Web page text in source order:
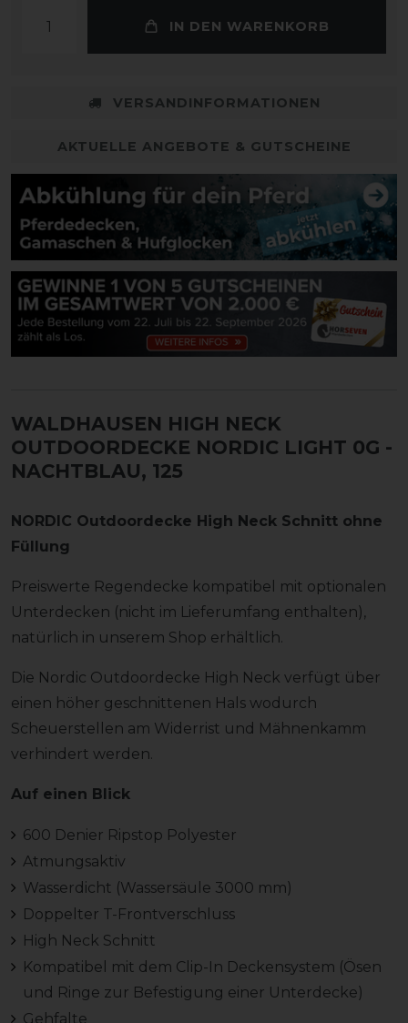
IN DEN WARENKORB
VERSANDINFORMATIONEN
AKTUELLE ANGEBOTE & GUTSCHEINE
WALDHAUSEN HIGH NECK
OUTDOORDECKE NORDIC LIGHT 0G -
NACHTBLAU, 125
NORDIC Outdoordecke High Neck Schnitt ohne
Füllung
Preiswerte Regendecke kompatibel mit optionalen
Unterdecken (nicht im Lieferumfang enthalten),
natürlich in unserem Shop erhältlich.
Die Nordic Outdoordecke High Neck verfügt über
einen höher geschnittenen Hals wodurch
Scheuerstellen am Widerrist und Mähnenkamm
verhindert werden.
Auf einen Blick
600 Denier Ripstop Polyester
Atmungsaktiv
Wasserdicht (Wassersäule 3000 mm)
Doppelter T-Frontverschluss
High Neck Schnitt
Kompatibel mit dem Clip-In Deckensystem (Ösen
und Ringe zur Befestigung einer Unterdecke)
Gehfalte